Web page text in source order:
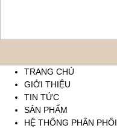
TRANG CHỦ
GIỚI THIỆU
TIN TỨC
SẢN PHẨM
HỆ THỐNG PHÂN PHỐI